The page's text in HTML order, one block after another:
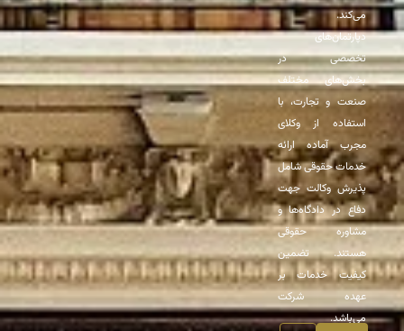
می‌کند.
دپارتمان‌های
تخصصی در
بخش‌های مختلف
صنعت و تجارت، با
استفاده از وکلای
مجرب آماده ارائه
خدمات حقوقی شامل
پذیرش وکالت جهت
دفاع در دادگاه‌ها و
مشاوره حقوقی
هستند. تضمین
کیفیت خدمات بر
عهده شرکت
می‌باشد.